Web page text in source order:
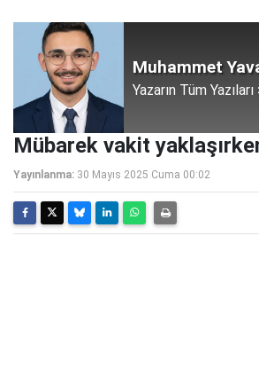
Muhammet
Yazarın Tüm Yazıları
Mübarek vakit
Yayınlanma: 30 Mayıs 2025 Cuma 00:02